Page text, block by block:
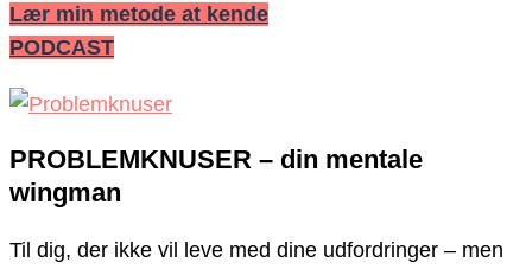
Lær min metode at kende
PODCAST
PROBLEMKNUSER – din mentale
wingman
Til dig, der ikke vil leve med dine udfordringer – men